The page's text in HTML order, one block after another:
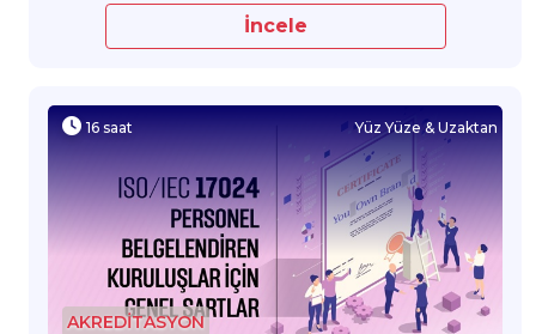
İncele
16 saat Yüz Yüze & Uzaktan
AKREDİTASYON